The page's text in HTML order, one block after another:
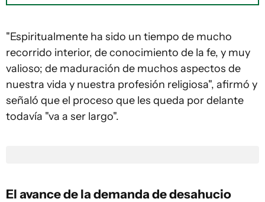
"Espiritualmente ha sido un tiempo de mucho
recorrido interior, de conocimiento de la fe, y muy
valioso; de maduración de muchos aspectos de
nuestra vida y nuestra profesión religiosa", afirmó y
señaló que el proceso que les queda por delante
todavía "va a ser largo".
El avance de la demanda de desahucio